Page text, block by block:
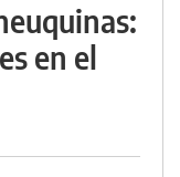
en el